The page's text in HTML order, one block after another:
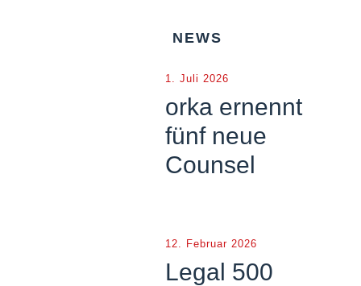
NEWS
1. Juli 2026
orka ernennt
fünf neue
Counsel
12. Februar 2026
Legal 500